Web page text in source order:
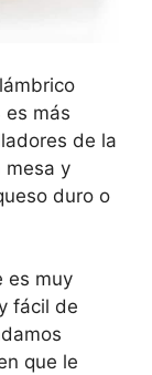
es más
de la
mesa y
duro o
es muy
fácil de
que le